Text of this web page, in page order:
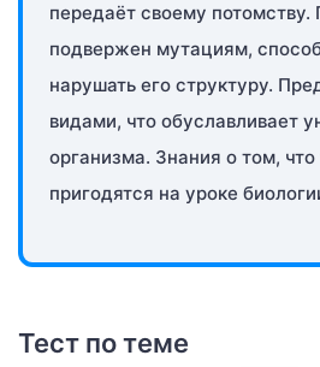
передаёт своему потомству.
подвержен мутациям,
нарушать его структуру.
видами, что обуславливает
организма. Знания о том, что
пригодятся на уроке
Тест по теме